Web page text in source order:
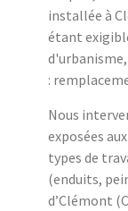
installée à
étant
:
Nous
exposées
types de
(enduits,
d’Clémont